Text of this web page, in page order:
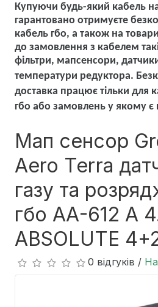
Купуючи будь-який кабель
гарантовано отримуєте
кабель гбо, а також на товари
до замовлення з кабелем
фільтри, мапсенсори,
температури редуктора.
доставка працює тільки для
гбо або замовлень у якому є
Мап сенсор
Aero Terra
газу та
гбо АА-612 A
ABSOLUTE
0 відгуків /